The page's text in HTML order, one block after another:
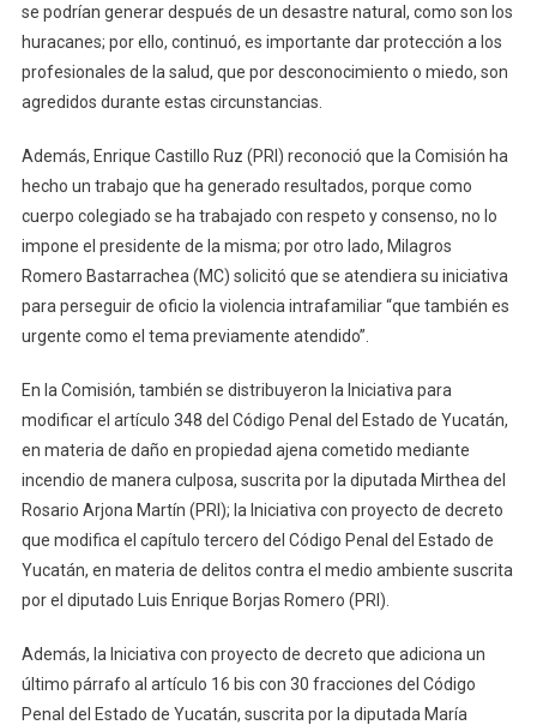
se podrían generar después de un desastre natural, como son los
huracanes; por ello, continuó, es importante dar protección a los
profesionales de la salud, que por desconocimiento o miedo, son
agredidos durante estas circunstancias.
Además, Enrique Castillo Ruz (PRI) reconoció que la Comisión ha
hecho un trabajo que ha generado resultados, porque como
cuerpo colegiado se ha trabajado con respeto y consenso, no lo
impone el presidente de la misma; por otro lado, Milagros
Romero Bastarrachea (MC) solicitó que se atendiera su iniciativa
para perseguir de oficio la violencia intrafamiliar “que también es
urgente como el tema previamente atendido”.
En la Comisión, también se distribuyeron la Iniciativa para
modificar el artículo 348 del Código Penal del Estado de Yucatán,
en materia de daño en propiedad ajena cometido mediante
incendio de manera culposa, suscrita por la diputada Mirthea del
Rosario Arjona Martín (PRI); la Iniciativa con proyecto de decreto
que modifica el capítulo tercero del Código Penal del Estado de
Yucatán, en materia de delitos contra el medio ambiente suscrita
por el diputado Luis Enrique Borjas Romero (PRI).
Además, la Iniciativa con proyecto de decreto que adiciona un
último párrafo al artículo 16 bis con 30 fracciones del Código
Penal del Estado de Yucatán, suscrita por la diputada María